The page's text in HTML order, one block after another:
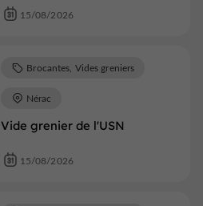
15/08/2026
Vide grenier de l'USN
Brocantes, Vides greniers
Nérac
15/08/2026